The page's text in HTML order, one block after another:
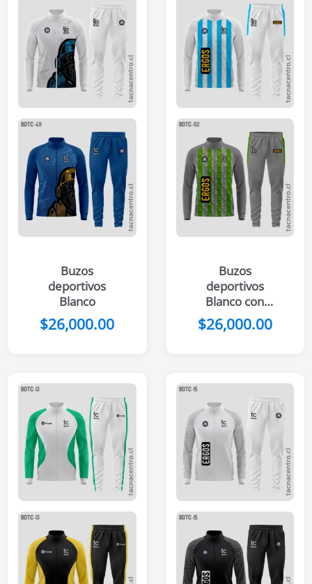
Buzos
deportivos
Blanco
$26,000.00
Buzos
deportivos
Blanco con
franjas Celestes
$26,000.00